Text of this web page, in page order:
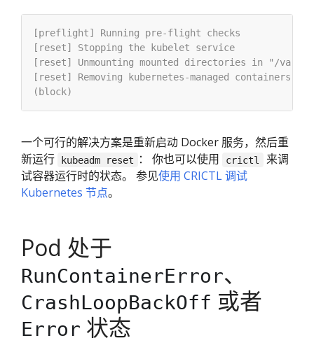
一个可行的解决方案是重新启动 Docker 服务，然后重
新运行
kubeadm reset ： 你也可以使用 crictl
来调
试容器运行时的状态。 参见使用 CRICTL 调试
Kubernetes 节点。
Pod 处于
RunContainerError、
CrashLoopBackOff 或者
Error 状态